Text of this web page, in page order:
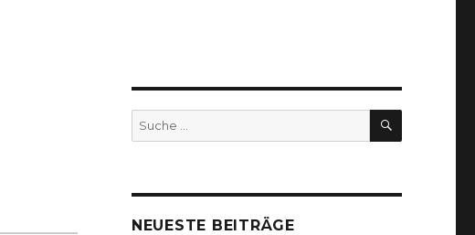
Suche
nach:
SUCHEN
NEUESTE BEITRÄGE